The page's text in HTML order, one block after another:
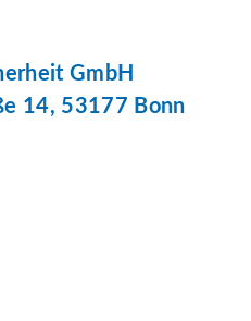
GmbH
14, 53177 Bonn